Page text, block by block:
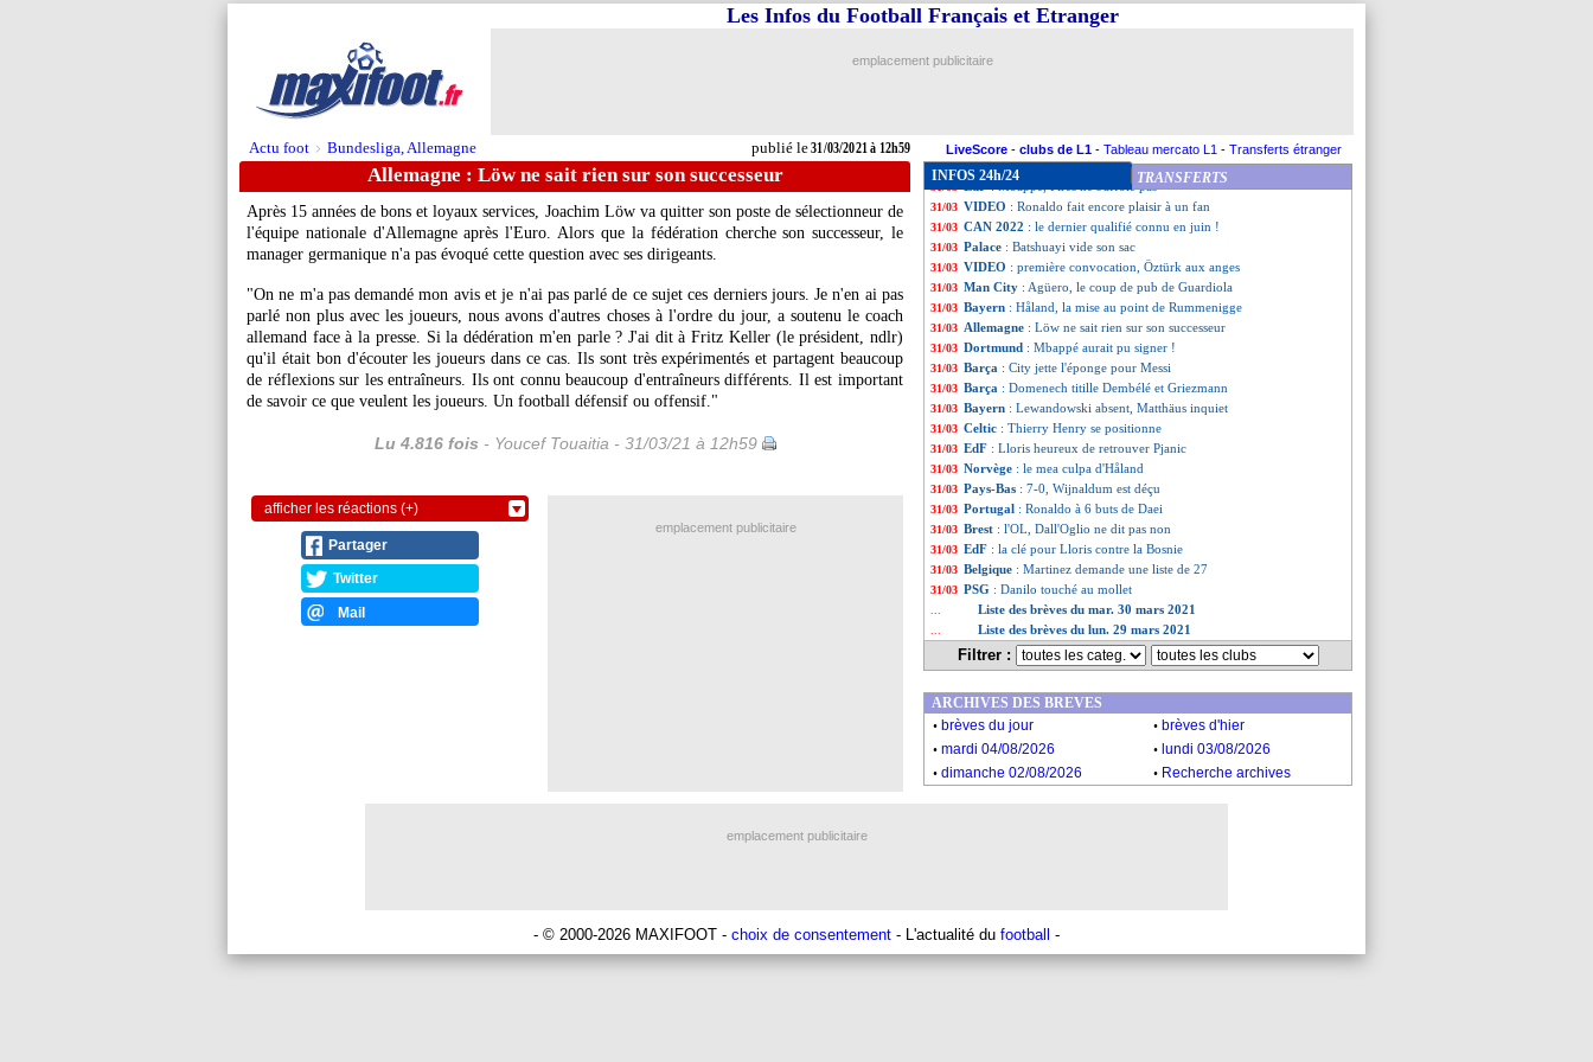
Actu foot > Bundesliga, Allemagne publié le31/03/2021 à 12h59
Les Infos du Football Français et Etranger
emplacement publicitaire
LiveScore - clubs de L1 - Tableau mercato L1 - Transferts étranger
Allemagne : Löw ne sait rien sur son successeur
Après 15 années de bons et loyaux services, Joachim Löw va quitter son poste de sélectionneur de
l'équipe nationale d'Allemagne après l'Euro. Alors que la fédération cherche son successeur, le
manager germanique n'a pas évoqué cette question avec ses dirigeants.
"On ne m'a pas demandé mon avis et je n'ai pas parlé de ce sujet ces derniers jours. Je n'en ai pas
parlé non plus avec les joueurs, nous avons d'autres choses à l'ordre du jour, a soutenu le coach
allemand face à la presse. Si la dédération m'en parle ? J'ai dit à Fritz Keller (le président, ndlr)
qu'il était bon d'écouter les joueurs dans ce cas. Ils sont très expérimentés et partagent beaucoup
de réflexions sur les entraîneurs. Ils ont connu beaucoup d'entraîneurs différents. Il est important
de savoir ce que veulent les joueurs. Un football défensif ou offensif."
Lu 4.816 fois - Youcef Touaitia - 31/03/21 à 12h59
afficher les réactions (+)
Partager
Twitter
Mail
INFOS 24h/24 TRANSFERTS
31/03 OM: l'Atletico n'oublie pas Thauvin
31/03 Espagne: Luis Enrique justifie sa gestion
31/03 Chelsea
31/03 PHOTO : Delort, le clin d'oeil d'Haribo
31/03 Bayern: la Juventus pousse pour Tolisso
: Mbappé, Pirès ne s'affole pas
31/03 VIDEO : Ronaldo fait encore plaisir à un fan
31/03 CAN 2022 : le dernier qualifié connu en juin !
31/03 Palace : Batshuayi vide son sac
31/03 VIDEO : première convocation, Öztürk aux anges
31/03 Man City : Agüero, le coup de pub de Guardiola
31/03 Bayern : Håland, la mise au point de Rummenigge
31/03 Allemagne : Löw ne sait rien sur son successeur
31/03 Dortmund : Mbappé aurait pu signer !
31/03 Barça : City jette l'éponge pour Messi
31/03 Barça : Domenech titille Dembélé et Griezmann
31/03 Bayern : Lewandowski absent, Matthäus inquiet
31/03 Celtic : Thierry Henry se positionne
31/03 EdF : Lloris heureux de retrouver Pjanic
31/03 Norvège : le mea culpa d'Håland
31/03 Pays-Bas : 7-0, Wijnaldum est déçu
31/03 Portugal : Ronaldo à 6 buts de Daei
31/03 Brest : l'OL, Dall'Oglio ne dit pas non
31/03 EdF : la clé pour Lloris contre la Bosnie
31/03 Belgique : Martinez demande une liste de 27
31/03 PSG : Danilo touché au mollet
Liste des brèves du mar. 30 mars 2021
Liste des brèves du lun. 29 mars 2021
Filtrer :
emplacement publicitaire
ARCHIVES DES BREVES
. brèves du jour . brèves d'hier
. mardi 04/08/2026 . lundi 03/08/2026
. dimanche 02/08/2026 . Recherche archives
emplacement publicitaire
- © 2000-2026 MAXIFOOT - choix de consentement - L'actualité du football -